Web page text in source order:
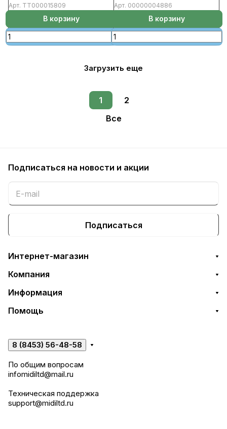
Арт. ТТ000015809
В корзину
Арт. 00000004886
В корзину
Загрузить еще
1
2
Все
Подписаться на новости и акции
Подписаться
Интернет-магазин
Компания
Информация
Помощь
8 (8453) 56-48-58
По общим вопросам
infomidiltd@mail.ru
Техническая поддержка
support@midiltd.ru